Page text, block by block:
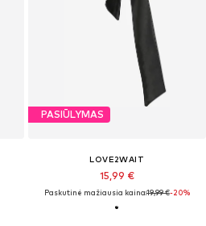
PASIŪLYMAS
LOVE2WAIT
15,99 €
Paskutinė mažiausia kaina:19,99 €-20%